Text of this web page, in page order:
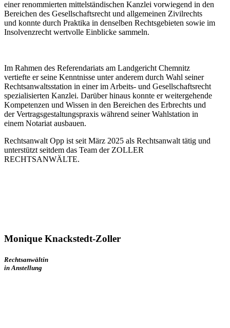
einer renommierten mittelständischen Kanzlei vorwiegend in den
Bereichen des Gesellschaftsrecht und allgemeinen Zivilrechts
und konnte durch Praktika in denselben Rechtsgebieten sowie im
Insolvenzrecht wertvolle Einblicke sammeln.
Im Rahmen des Referendariats am Landgericht Chemnitz
vertiefte er seine Kenntnisse unter anderem durch Wahl seiner
Rechtsanwaltsstation in einer im Arbeits- und Gesellschaftsrecht
spezialisierten Kanzlei. Darüber hinaus konnte er weitergehende
Kompetenzen und Wissen in den Bereichen des Erbrechts und
der Vertragsgestaltungspraxis während seiner Wahlstation in
einem Notariat ausbauen.
Rechtsanwalt Opp ist seit März 2025 als Rechtsanwalt tätig und
unterstützt seitdem das Team der ZOLLER
RECHTSANWÄLTE.
Monique Knackstedt-Zoller
Rechtsanwältin
in Anstellung